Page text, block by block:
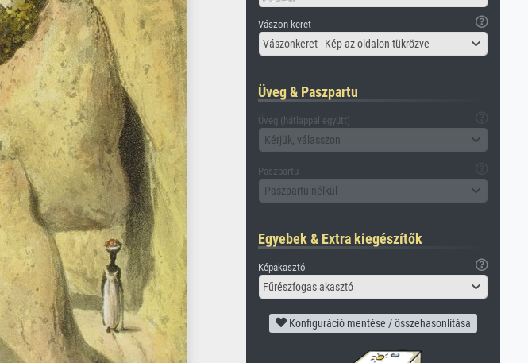
Vászon keret
Vászonkeret - Kép az oldalon tükrözve
Üveg & Paszpartu
Üveg (hátlappal együtt)
Kérjük, válasszon
Paszpartu
Paszpartu nélkül
Egyebek & Extra kiegészítők
Képakasztó
Fűrészfogas akasztó
Konfiguráció mentése / összehasonlítása